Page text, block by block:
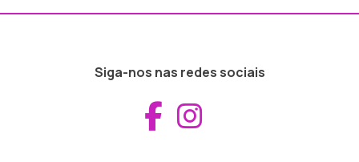
Siga-nos nas redes sociais
Aceder ao